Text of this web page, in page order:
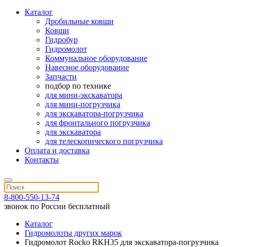
Каталог
Дробильные ковши
Ковши
Гидробур
Гидромолот
Коммунальное оборудование
Навесное оборудование
Запчасти
подбор по технике
для мини-экскаватора
для мини-погрузчика
для экскаватора-погрузчика
для фронтального погрузчика
для экскаватора
для телескопического погрузчика
Оплата и доставка
Контакты
8-800-550-13-74
звонок по России бесплатный
Каталог
Гидромолоты других марок
Гидромолот Rocko RKH35 для экскаватора-погрузчика